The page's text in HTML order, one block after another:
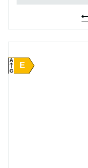
E
A
G